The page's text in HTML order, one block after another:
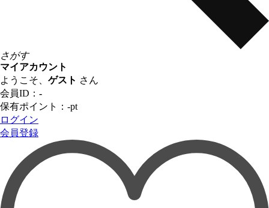
さがす
マイアカウント
ようこそ、 ゲスト さん
会員ID： -
保有ポイント： -pt
ログイン
会員登録